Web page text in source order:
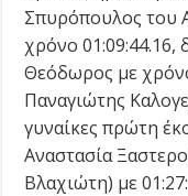
Σπυρόπουλος του
χρόνο 01:09:44.16,
Θεόδωρος με
Παναγιώτης
γυναίκες πρώτη
Αναστασία
Βλαχιώτη) με